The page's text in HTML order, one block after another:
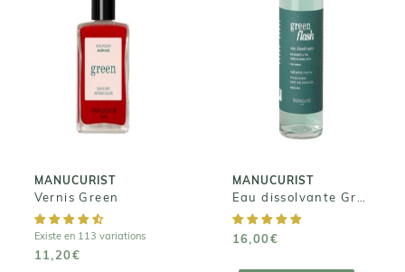
+ DE 70 000 AVIS VÉRIFIÉS 4,7/5 ⭐️
MANUCURIST
Vernis Green
Existe en 113 variations
11,20€
MANUCURIST
Vernis Green
11,20€
MANUCURIST
16,00€
MANUCURIST
Eau
dissolvante
Green FLASH -
Gamme semi-
permanent
16,00€